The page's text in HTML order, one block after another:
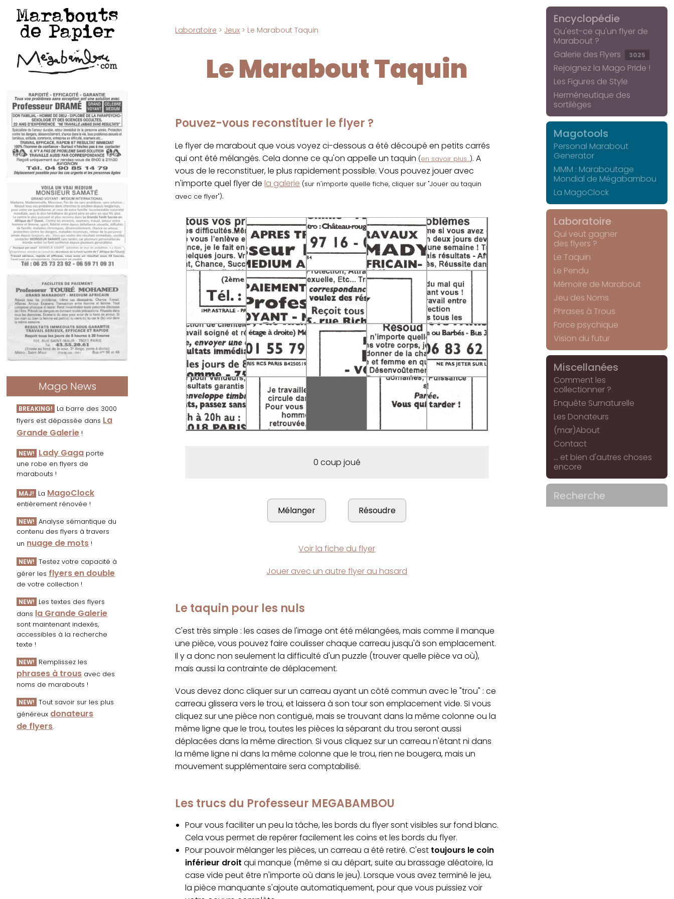
Marabouts
de Papier
Mago News
BREAKING! La barre des 3000
flyers est dépassée dans La
Grande Galerie !
NEW! Lady Gaga porte
une robe en flyers de
marabouts !
MAJ! La MagoClock
entièrement rénovée !
NEW! Analyse sémantique du
contenu des flyers à travers
un nuage de mots !
NEW! Testez votre capacité à
gérer les flyers en double
de votre collection !
NEW! Les textes des flyers
dans la Grande Galerie
sont maintenant indexés,
accessibles à la recherche
texte !
NEW! Remplissez les
phrases à trous avec des
noms de marabouts !
NEW! Tout savoir sur les plus
généreux donateurs
de flyers.
Laboratoire > Jeux > Le Marabout Taquin
Le Marabout Taquin
Pouvez-vous reconstituer le flyer ?
Le flyer de marabout que vous voyez ci-dessous a été découpé en petits carrés
qui ont été mélangés. Cela donne ce qu'on appelle un taquin (en savoir plus...). A
vous de le reconstituer, le plus rapidement possible. Vous pouvez jouer avec
n'importe quel flyer dela galerie (sur n'importe quelle fiche, cliquer sur "Jouer au taquin
avec ce flyer").
0 coup joué
Voir la fiche du flyer
Jouer avec un autre flyer au hasard
Le taquin pour les nuls
C'est très simple : les cases de l'image ont été mélangées, mais comme il manque
une pièce, vous pouvez faire coulisser chaque carreau jusqu'à son emplacement.
Il y a donc non seulement la difficulté d'un puzzle (trouver quelle pièce va où),
mais aussi la contrainte de déplacement.
Vous devez donc cliquer sur un carreau ayant un côté commun avec le "trou" : ce
carreau glissera vers le trou, et laissera à son tour son emplacement vide. Si vous
cliquez sur une pièce non contiguë, mais se trouvant dans la même colonne ou la
même ligne que le trou, toutes les pièces la séparant du trou seront aussi
déplacées dans la même direction. Si vous cliquez sur un carreau n'étant ni dans
la même ligne ni dans la même colonne que le trou, rien ne bougera, mais un
mouvement supplémentaire sera comptabilisé.
Les trucs du Professeur MEGABAMBOU
Pour vous faciliter un peu la tâche, les bords du flyer sont visibles sur fond blanc.
Cela vous permet de repérer facilement les coins et les bords du flyer.
Pour pouvoir mélanger les pièces, un carreau a été retiré. C'est toujours le coin
inférieur droit qui manque (même si au départ, suite au brassage aléatoire, la
case vide peut être n'importe où dans le jeu). Lorsque vous avez terminé le jeu,
la pièce manquante s'ajoute automatiquement, pour que vous puissiez voir
Encyclopédie
Qu'est-ce qu'un flyer de
Marabout ?
Galerie des Flyers
3025
Rejoignez la Mago Pride !
Les Figures de Style
Herméneutique des
sortilèges
Magotools
Personal Marabout
Generator
MMM : Maraboutage
Mondial de Mégabambou
La MagoClock
Laboratoire
Qui veut gagner
des flyers ?
Le Taquin
Le Pendu
Mémoire de Marabout
Jeu des Noms
Phrases à Trous
Force psychique
Vision du futur
Miscellanées
Comment les
collectionner ?
Enquête Surnaturelle
Les Donateurs
(mar)About
Contact
... et bien d'autres choses
encore
Recherche